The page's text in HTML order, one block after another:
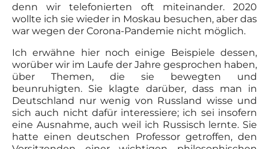
denn wir telefonierten oft miteinander. 2020
wollte ich sie wieder in Moskau besuchen, aber das
war wegen der Corona-Pandemie nicht möglich.
Ich erwähne hier noch einige Beispiele dessen,
worüber wir im Laufe der Jahre gesprochen haben,
über Themen, die sie bewegten und
beunruhigten. Sie klagte darüber, dass man in
Deutschland nur wenig von Russland wisse und
sich auch nicht dafür interessiere; ich sei insofern
eine Ausnahme, auch weil ich Russisch lernte. Sie
hatte einen deutschen Professor getroffen, den